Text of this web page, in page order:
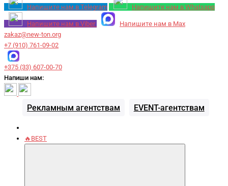
Напишите нам в Telegram Напишите нам в Whatsapp
Напишите нам в Viber
Напишите нам в Max
zakaz@new-ton.org
+7 (910) 761-09-02
+375 (33) 607-00-70
Напиши нам:
Рекламным агентствам EVENT-агентствам
🔥BEST